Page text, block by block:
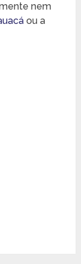
nem
ou a